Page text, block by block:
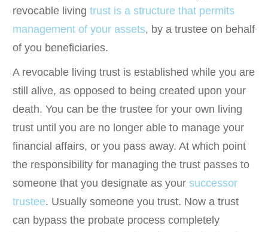
revocable living trust is a structure that permits
management of your assets, by a trustee on behalf
of you beneficiaries.
A revocable living trust is established while you are
still alive, as opposed to being created upon your
death. You can be the trustee for your own living
trust until you are no longer able to manage your
financial affairs, or you pass away. At which point
the responsibility for managing the trust passes to
someone that you designate as your successor
trustee. Usually someone you trust. Now a trust
can bypass the probate process completely